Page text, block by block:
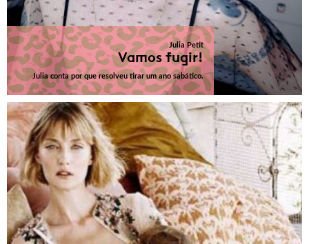
Julia Petit
Vamos fugir!
Julia conta por que resolveu tirar um ano sabático.